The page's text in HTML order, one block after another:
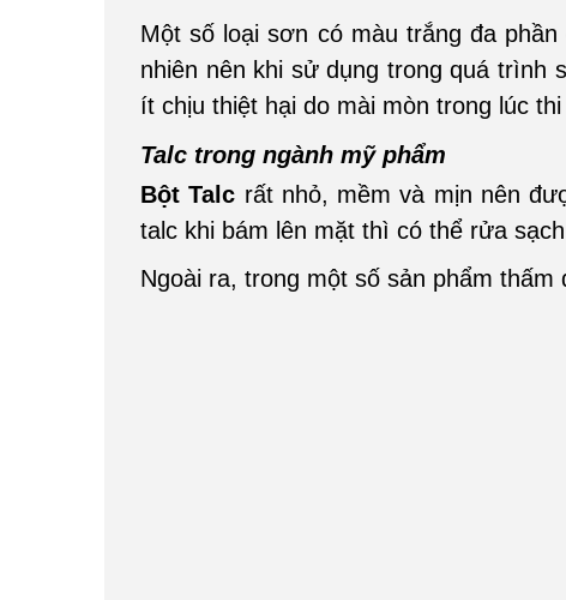
Một số loại sơn có màu trắng đa
nhiên nên khi sử dụng trong quá trình
ít chịu thiệt hại do mài mòn trong lúc thi
Talc trong ngành mỹ phẩm
Bột Talc rất nhỏ, mềm và mịn nên
talc khi bám lên mặt thì có thể rửa
Ngoài ra, trong một số sản phẩm